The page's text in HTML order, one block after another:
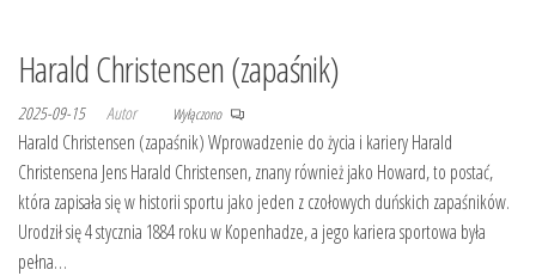
Harald Christensen (zapaśnik)
2025-09-15 Autor Wyłączono
Harald Christensen (zapaśnik) Wprowadzenie do życia i kariery Harald
Christensena Jens Harald Christensen, znany również jako Howard, to postać,
która zapisała się w historii sportu jako jeden z czołowych duńskich zapaśników.
Urodził się 4 stycznia 1884 roku w Kopenhadze, a jego kariera sportowa była
pełna…